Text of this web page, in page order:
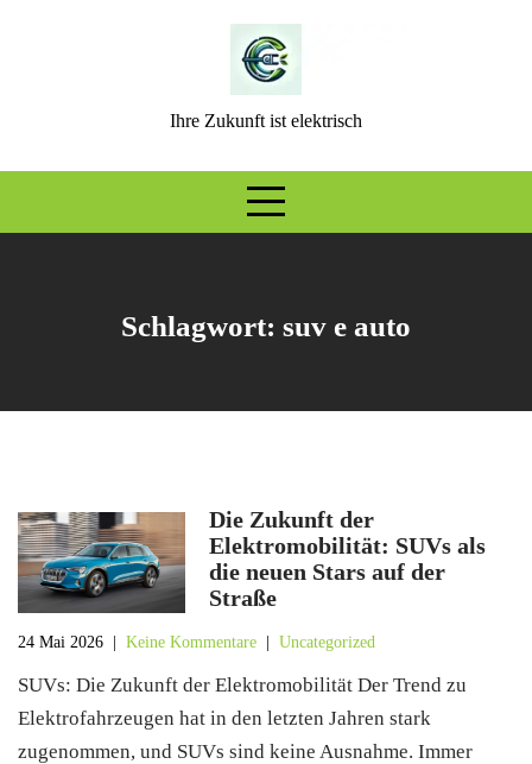
Ihre Zukunft ist elektrisch
Schlagwort: suv e auto
Die Zukunft der
Elektromobilität: SUVs als
die neuen Stars auf der
Straße
24 Mai 2026 Keine Kommentare Uncategorized
SUVs: Die Zukunft der Elektromobilität Der Trend zu
Elektrofahrzeugen hat in den letzten Jahren stark
zugenommen, und SUVs sind keine Ausnahme. Immer